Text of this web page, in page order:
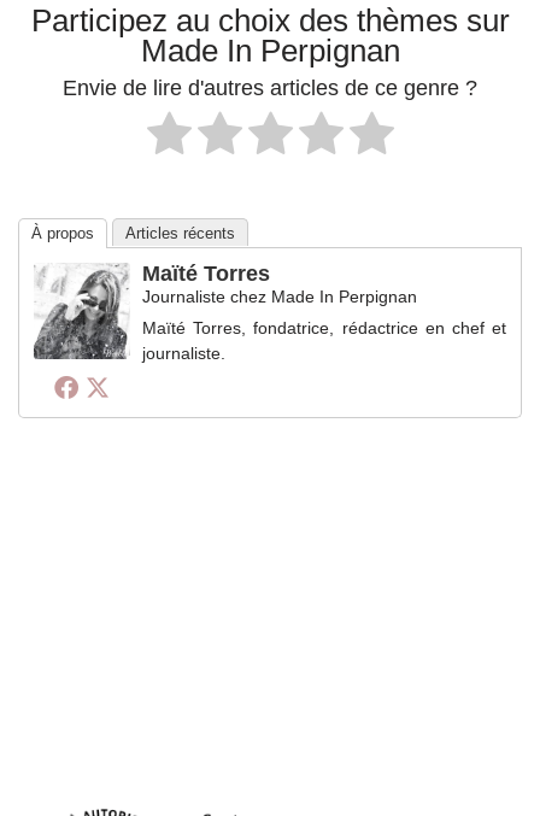
Participez au choix des thèmes sur
Made In Perpignan
Envie de lire d'autres articles de ce genre ?
À propos Articles récents
Maïté Torres
Journaliste chez Made In Perpignan
Maïté Torres, fondatrice, rédactrice en chef et
journaliste.